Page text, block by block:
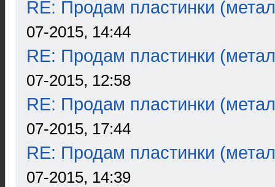
RE: Продам пластинки
07-2015, 14:44
RE: Продам пластинки
07-2015, 12:58
RE: Продам пластинки
07-2015, 17:44
RE: Продам пластинки
07-2015, 14:39